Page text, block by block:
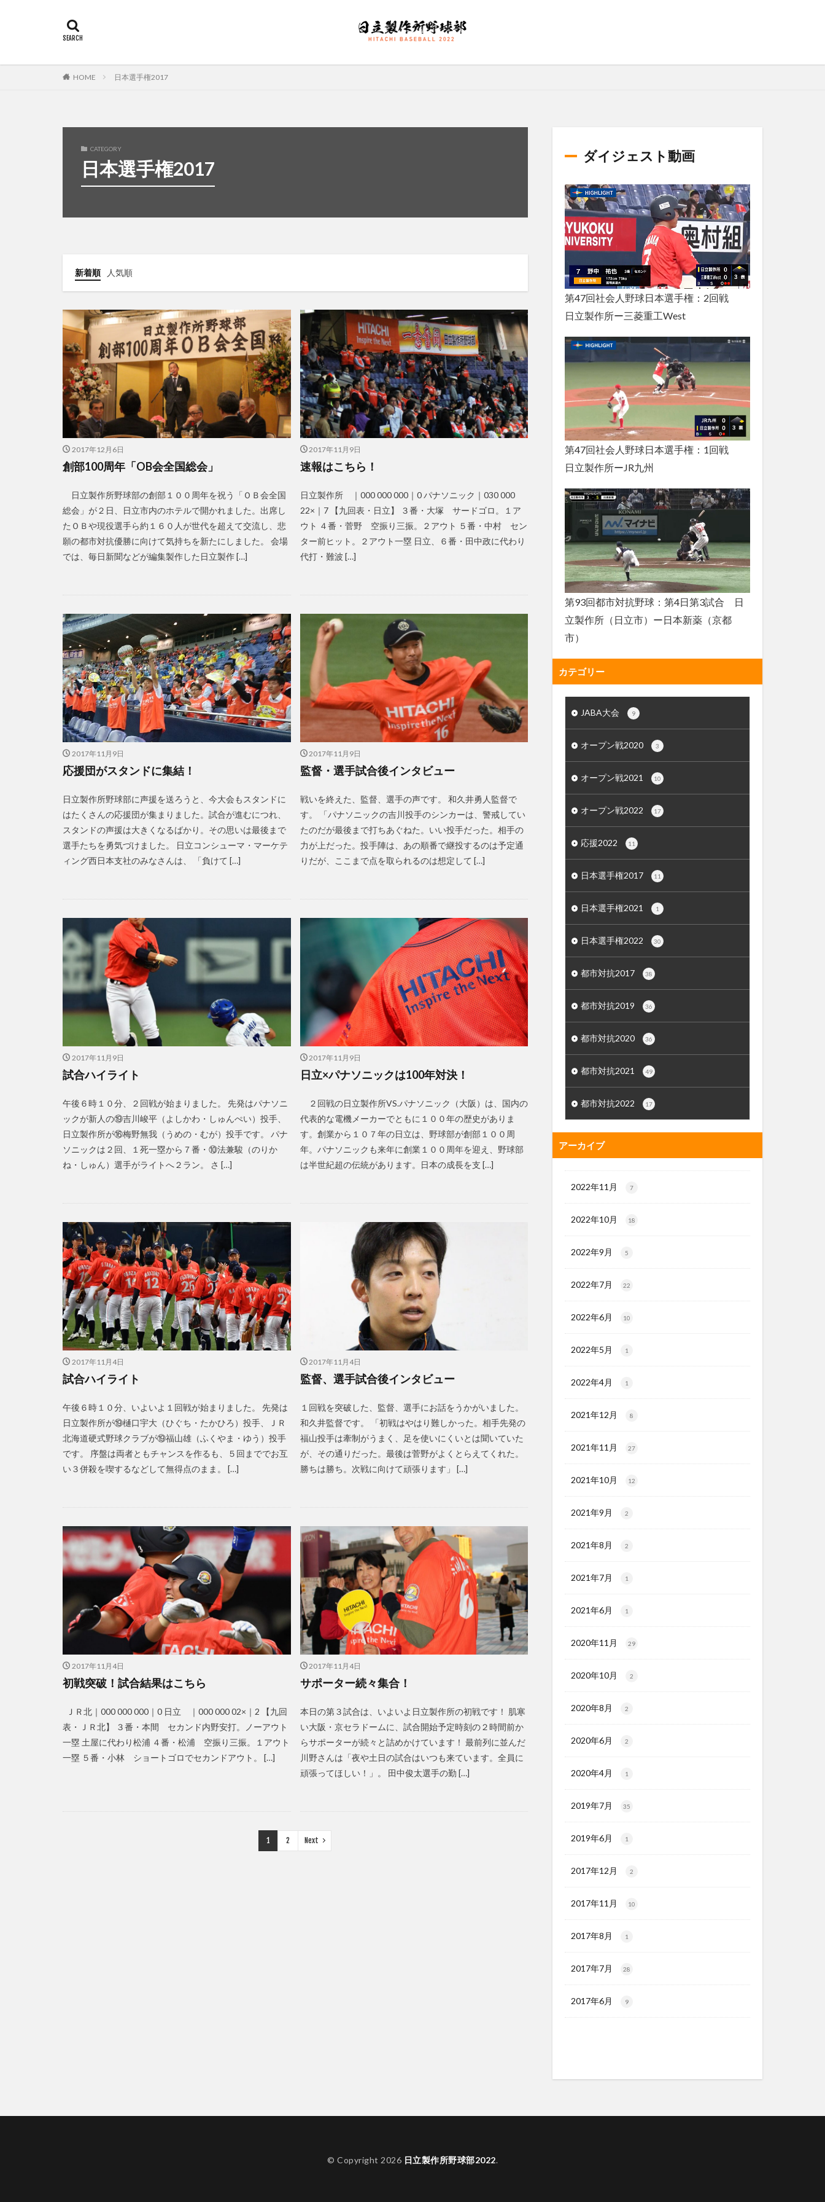
HOME 日本選手権2017
CATEGORY
日本選手権2017
新着順 人気順
2017年12月6日
創部100周年「OB会全国総会」
日立製作所野球部の創部１００周年を祝う「ＯＢ会全国
総会」が２日、日立市内のホテルで開かれました。出席し
たＯＢや現役選手ら約１６０人が世代を超えて交流し、悲
願の都市対抗優勝に向けて気持ちを新たにしました。 会場
では、毎日新聞などが編集製作した日立製作 […]
2017年11月9日
速報はこちら！
日立製作所 ｜000 000 000｜0 パナソニック｜030 000
22×｜7 【九回表・日立】 ３番・大塚 サードゴロ。１ア
ウト ４番・菅野 空振り三振。２アウト ５番・中村 セン
ター前ヒット。２アウト一塁 日立、６番・田中政に代わり
代打・難波 […]
2017年11月9日
応援団がスタンドに集結！
日立製作所野球部に声援を送ろうと、今大会もスタンドに
はたくさんの応援団が集まりました。試合が進むにつれ、
スタンドの声援は大きくなるばかり。その思いは最後まで
選手たちを勇気づけました。 日立コンシューマ・マーケテ
ィング西日本支社のみなさんは、 「負けて […]
2017年11月9日
監督・選手試合後インタビュー
戦いを終えた、監督、選手の声です。 和久井勇人監督で
す。 「パナソニックの吉川投手のシンカーは、警戒してい
たのだが最後まで打ちあぐねた。いい投手だった。相手の
力が上だった。投手陣は、あの順番で継投するのは予定通
りだが、ここまで点を取られるのは想定して […]
2017年11月9日
試合ハイライト
午後６時１０分、２回戦が始まりました。 先発はパナソニ
ックが新人の⑲吉川峻平（よしかわ・しゅんぺい）投手、
日立製作所が⑯梅野無我（うめの・むが）投手です。 パナ
ソニックは２回、１死一塁から７番・⑩法兼駿（のりか
ね・しゅん）選手がライトへ２ラン。 さ […]
2017年11月9日
日立×パナソニックは100年対決！
２回戦の日立製作所VS.パナソニック（大阪）は、国内の
代表的な電機メーカーでともに１００年の歴史がありま
す。創業から１０７年の日立は、野球部が創部１００周
年。パナソニックも来年に創業１００周年を迎え、野球部
は半世紀超の伝統があります。日本の成長を支 […]
2017年11月4日
試合ハイライト
午後６時１０分、いよいよ１回戦が始まりました。 先発は
日立製作所が⑲樋口宇大（ひぐち・たかひろ）投手、ＪＲ
北海道硬式野球クラブが⑲福山雄（ふくやま・ゆう）投手
です。 序盤は両者ともチャンスを作るも、５回まででお互
い３併殺を喫するなどして無得点のまま。 […]
2017年11月4日
監督、選手試合後インタビュー
１回戦を突破した、監督、選手にお話をうかがいました。
和久井監督です。 「初戦はやはり難しかった。相手先発の
福山投手は牽制がうまく、足を使いにくいとは聞いていた
が、その通りだった。最後は菅野がよくとらえてくれた。
勝ちは勝ち。次戦に向けて頑張ります」 […]
2017年11月4日
初戦突破！試合結果はこちら
ＪＲ北｜000 000 000｜0 日立 ｜000 000 02×｜2 【九回
表・ＪＲ北】 ３番・本間 セカンド内野安打。ノーアウト
一塁 土屋に代わり松浦 ４番・松浦 空振り三振。１アウト
一塁 ５番・小林 ショートゴロでセカンドアウト。 […]
2017年11月4日
サポーター続々集合！
本日の第３試合は、いよいよ日立製作所の初戦です！ 肌寒
い大阪・京セラドームに、試合開始予定時刻の２時間前か
らサポーターが続々と詰めかけています！ 最前列に並んだ
川野さんは「夜や土日の試合はいつも来ています。全員に
頑張ってほしい！」。 田中俊太選手の勤 […]
1 2 Next
ダイジェスト動画
第47回社会人野球日本選手権：2回戦
日立製作所ー三菱重工West
第47回社会人野球日本選手権：1回戦
日立製作所ーJR九州
第93回都市対抗野球：第4日第3試合 日
立製作所（日立市）ー日本新薬（京都
市）
カテゴリー
JABA大会 9
オープン戦2020 3
オープン戦2021 10
オープン戦2022 17
応援2022 11
日本選手権2017 11
日本選手権2021 1
日本選手権2022 30
都市対抗2017 38
都市対抗2019 36
都市対抗2020 36
都市対抗2021 49
都市対抗2022 17
アーカイブ
2022年11月 7
2022年10月 18
2022年9月 5
2022年7月 22
2022年6月 10
2022年5月 1
2022年4月 1
2021年12月 8
2021年11月 27
2021年10月 12
2021年9月 2
2021年8月 2
2021年7月 1
2021年6月 1
2020年11月 29
2020年10月 2
2020年8月 2
2020年6月 2
2020年4月 1
2019年7月 35
2019年6月 1
2017年12月 2
2017年11月 10
2017年8月 1
2017年7月 28
2017年6月 9
© Copyright 2026 日立製作所野球部2022.
タグ
検索